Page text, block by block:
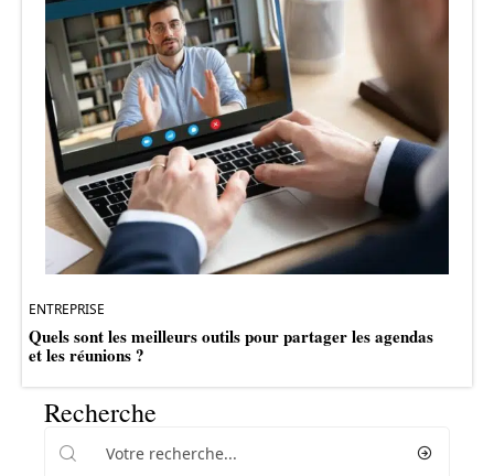
ENTREPRISE
Quels sont les meilleurs outils pour partager les agendas
et les réunions ?
Recherche